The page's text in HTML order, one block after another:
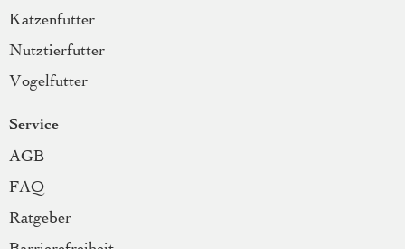
Katzenfutter
Nutztierfutter
Vogelfutter
Service
AGB
FAQ
Ratgeber